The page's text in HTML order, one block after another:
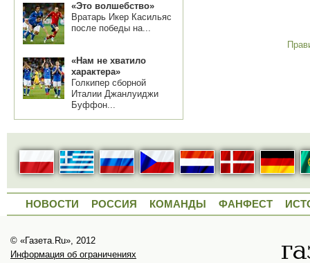
«Это волшебство»
Вратарь Икер Касильяс
после победы на...
«Нам не хватило
характера»
Голкипер сборной
Италии Джанлуиджи
Буффон...
НОВОСТИ РОССИЯ КОМАНДЫ ФАНФЕСТ
© «Газета.Ru», 2012
Информация об ограничениях